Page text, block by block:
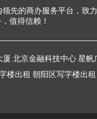
先的商办服务平台，致
值得信赖！
厦 北京金融科技中心 星帆
楼出租 朝阳区写字楼出租